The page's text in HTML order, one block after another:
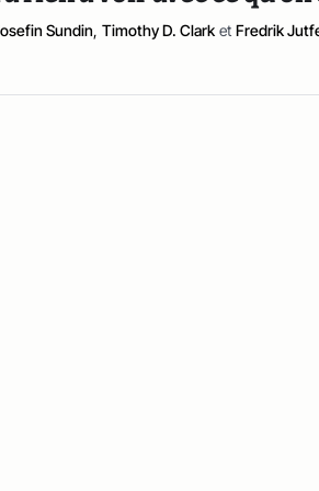
Sundin, Timothy D. Clark et Fredrik